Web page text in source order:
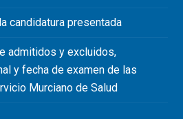
candidatura presentada
admitidos y excluidos,
y fecha de examen de las
Murciano de Salud